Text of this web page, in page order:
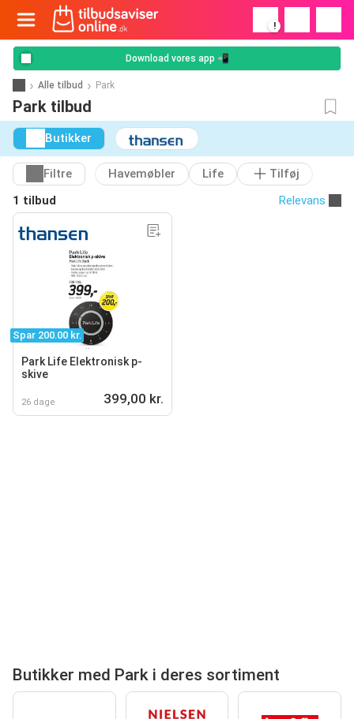
!
Download vores app 📲
Alle tilbud Park
Park tilbud
Butikker
Filtre Havemøbler Life
Tilføj
1 tilbud
Relevans
Spar 200.00 kr.
Park Life Elektronisk p-
skive
26 dage 399,00 kr.
Butikker med Park i deres sortiment